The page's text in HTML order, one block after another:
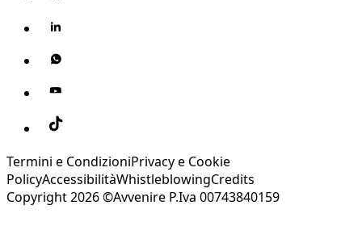
Termini e CondizioniPrivacy e Cookie
PolicyAccessibilitàWhistleblowingCredits
Copyright 2026 ©Avvenire P.Iva 00743840159